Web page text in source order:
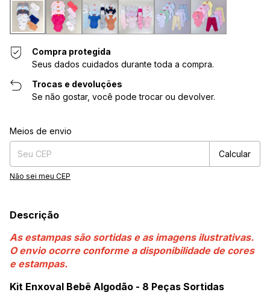
Compra protegida
Seus dados cuidados durante toda a compra.
Trocas e devoluções
Se não gostar, você pode trocar ou devolver.
Entregas para o CEP:
Meios de envio
Calcular
Não sei meu CEP
Descrição
As estampas são sortidas e as imagens ilustrativas.
O envio ocorre conforme a disponibilidade de cores
e estampas.
Kit Enxoval Bebê Algodão - 8 Peças Sortidas